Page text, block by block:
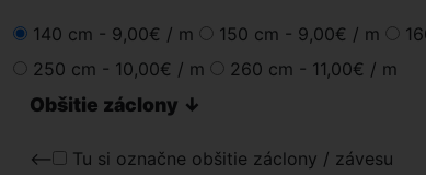
140 cm - 9,00€ / m 150 cm - 9,00€ / m
250 cm - 10,00€ / m 260 cm - 11,00€ / m
Obšitie záclony ↓
<-- Tu si označne obšitie záclony / závesu